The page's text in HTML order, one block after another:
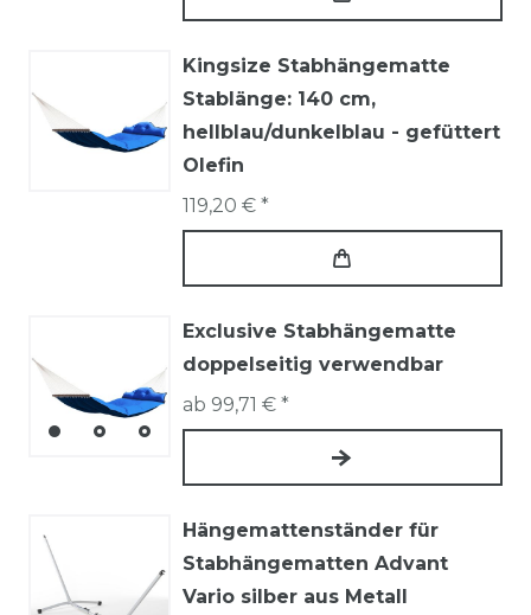
Kingsize Stabhängematte
Stablänge: 140 cm,
hellblau/dunkelblau - gefüttert
Olefin
119,20 € *
Exclusive Stabhängematte
doppelseitig verwendbar
ab 99,71 € *
Hängemattenständer für
Stabhängematten Advant
Vario silber aus Metall